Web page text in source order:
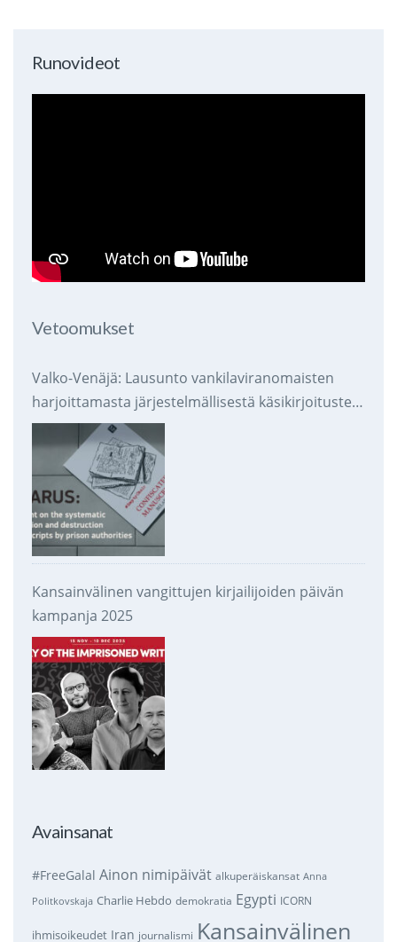
Runovideot
Vetoomukset
Valko-Venäjä: Lausunto vankilaviranomaisten
harjoittamasta järjestelmällisestä käsikirjoitusten
takavarikoinnista ja tuhoamisesta
Kansainvälinen vangittujen kirjailijoiden päivän
kampanja 2025
Avainsanat
#FreeGalal Ainon nimipäivät alkuperäiskansat Anna
Politkovskaja Charlie Hebdo demokratia Egypti ICORN
ihmisoikeudet Iran journalismi Kansainvälinen